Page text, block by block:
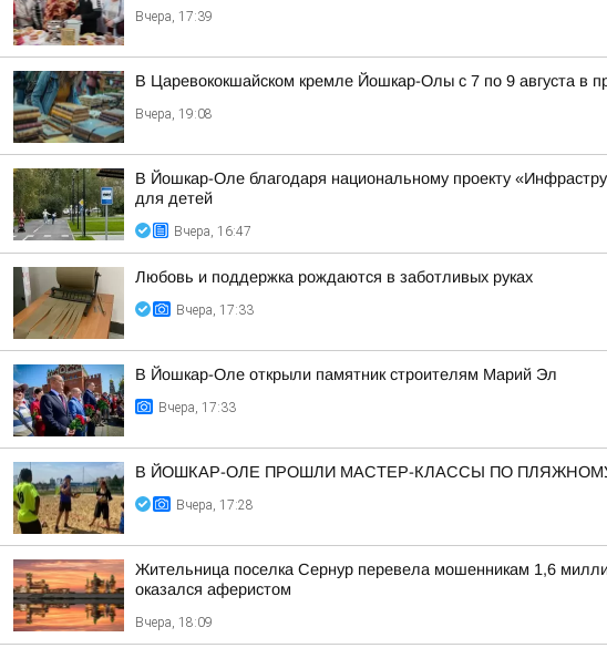
Вчера, 17:39
В Царевококшайском кремле Йошкар-Олы с 7 по 9 августа в
Вчера, 19:08
В Йошкар-Оле благодаря национальному проекту
для детей
Вчера, 16:47
Любовь и поддержка рождаются в заботливых руках
Вчера, 17:33
В Йошкар-Оле открыли памятник строителям Марий Эл
Вчера, 17:33
В ЙОШКАР-ОЛЕ ПРОШЛИ МАСТЕР-КЛАССЫ ПО
Вчера, 17:28
Жительница поселка Сернур перевела мошенникам 1,6
оказался аферистом
Вчера, 18:09